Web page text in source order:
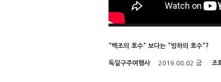
"백조의 호수" 보다는 "빙하의 호수"?
독일구주여행사 2019.08.02 금 조